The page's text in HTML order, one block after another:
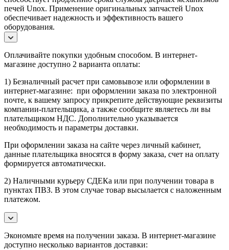
печей Unox. Применение оригинальных запчастей Unox
обеспечивает надежность и эффективность вашего
оборудования.
Оплачивайте покупки удобным способом. В интернет-
магазине доступно 2 варианта оплаты:
1) Безналичный расчет при самовывозе или оформлении в
интернет-магазине: при оформлении заказа по электронной
почте, к вашему запросу прикрепите действующие реквизиты
компании-плательщика, а также сообщите являетесь ли вы
плательщиком НДС. Дополнительно указывается
необходимость и параметры доставки.
При оформлении заказа на сайте через личный кабинет,
данные плательщика вносятся в форму заказа, счет на оплату
формируется автоматически.
2) Наличными курьеру СДЕКа или при получении товара в
пунктах ПВЗ. В этом случае товар высылается с наложенным
платежом.
Экономьте время на получении заказа. В интернет-магазине
доступно несколько вариантов доставки: